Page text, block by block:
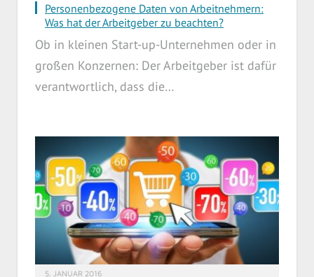
Personenbezogene Daten von Arbeitnehmern:
Was hat der Arbeitgeber zu beachten?
Ob in kleinen Start-up-Unternehmen oder in
großen Konzernen: Der Arbeitgeber ist dafür
verantwortlich, dass die…
5. JANUAR 2016